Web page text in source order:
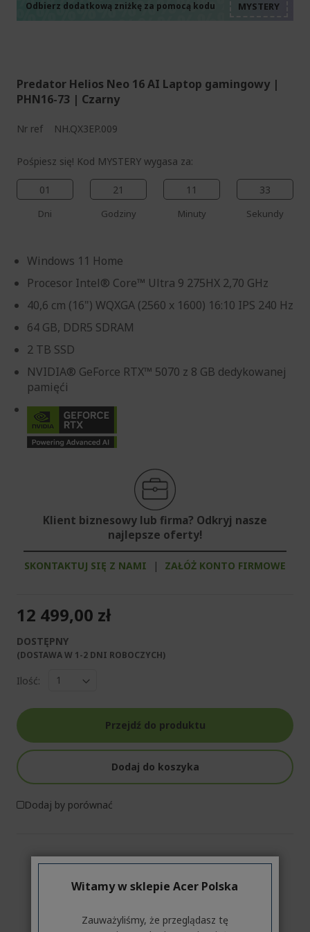
Odbierz dodatkową zniżkę za pomocą kodu
Predator Helios Neo 16 AI Laptop gamingowy |
PHN16-73 | Czarny
Nr ref NH.QX3EP.009
Pośpiesz się! Kod MYSTERY wygasa za:
01
Dni
21
Godziny
11
Minuty
33
Sekundy
Windows 11 Home
Procesor Intel® Core™ Ultra 9 275HX 2,70 GHz
40,6 cm (16") WQXGA (2560 x 1600) 16:10 IPS 240 Hz
64 GB, DDR5 SDRAM
2 TB SSD
NVIDIA® GeForce RTX™ 5070 z 8 GB dedykowanej
pamięći
Klient biznesowy lub firma? Odkryj nasze
najlepsze oferty!
SKONTAKTUJ SIĘ Z NAMI | ZAŁÓŻ KONTO FIRMOWE
12 499,00 zł
DOSTĘPNY
(DOSTAWA W 1-2 DNI ROBOCZYCH)​
Ilość:
Przejdź do produktu
Dodaj do koszyka
Dodaj by porównać
Witamy w sklepie Acer Polska
Zauważyliśmy, że przeglądasz tę